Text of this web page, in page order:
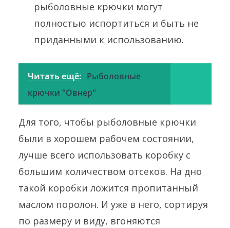
рыболовные крючки могут
полностью испортиться и быть не
приданными к использованию.
Читать ещё: Рыболовные
крючки "Овнер"
Для того, чтобы рыболовные крючки
были в хорошем рабочем состоянии,
лучше всего использовать коробку с
большим количеством отсеков. На дно
такой коробки ложится пропитанный
маслом поролон. И уже в него, сортируя
по размеру и виду, вгоняются